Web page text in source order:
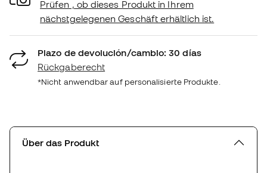
Prüfen , ob dieses Produkt in Ihrem
nächstgelegenen Geschäft erhältlich ist.
Plazo de devolución/cambio: 30 días
Rückgaberecht
*Nicht anwendbar auf personalisierte Produkte.
Über das Produkt